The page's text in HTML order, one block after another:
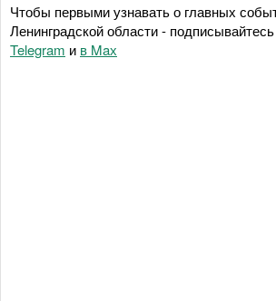
Чтобы первыми узнавать о главных
Ленинградской области -
Telegram и в Maх